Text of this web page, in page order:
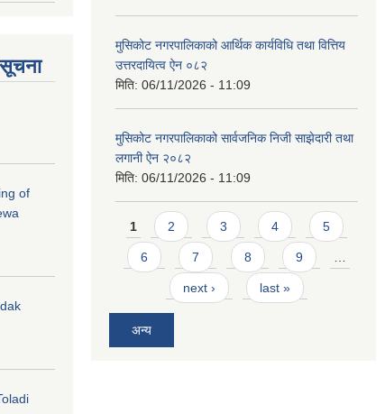
of
मुसिकोट नगरपालिकाको आर्थिक कार्यविधि तथा वित्तिय
उत्तरदायित्व ऐन ०८२
मिति: 06/11/2026 - 11:09
मुसिकोट नगरपालिकाको सार्वजनिक निजी साझेदारी तथा
लगानी ऐन २०८२
मिति: 06/11/2026 - 11:09
Pages
1 2 3 4 5
6 7 8 9 …
next › last »
अन्य